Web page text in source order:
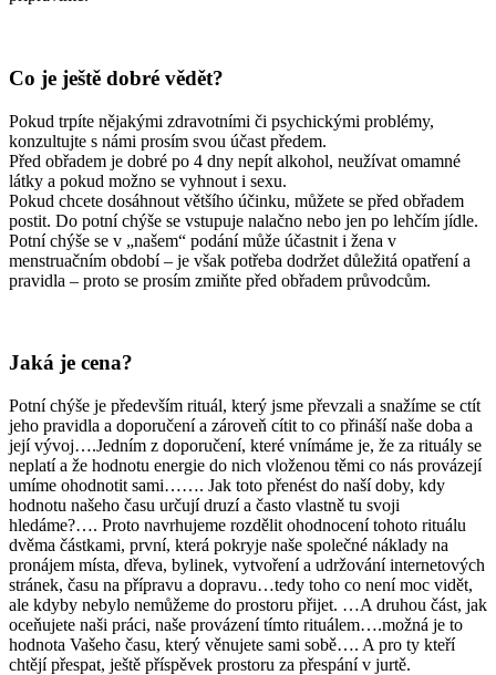
Co je ještě dobré vědět?
Pokud trpíte nějakými zdravotními či psychickými problémy,
konzultujte s námi prosím svou účast předem.
Před obřadem je dobré po 4 dny nepít alkohol, neužívat omamné
látky a pokud možno se vyhnout i sexu.
Pokud chcete dosáhnout většího účinku, můžete se před obřadem
postit. Do potní chýše se vstupuje nalačno nebo jen po lehčím jídle.
Potní chýše se v „našem“ podání může účastnit i žena v
menstruačním období – je však potřeba dodržet důležitá opatření a
pravidla – proto se prosím zmiňte před obřadem průvodcům.
Jaká je cena?
Potní chýše je především rituál, který jsme převzali a snažíme se ctít
jeho pravidla a doporučení a zároveň cítit to co přináší naše doba a
její vývoj….Jedním z doporučení, které vnímáme je, že za rituály se
neplatí a že hodnotu energie do nich vloženou těmi co nás provázejí
umíme ohodnotit sami……. Jak toto přenést do naší doby, kdy
hodnotu našeho času určují druzí a často vlastně tu svoji
hledáme?…. Proto navrhujeme rozdělit ohodnocení tohoto rituálu
dvěma částkami, první, která pokryje naše společné náklady na
pronájem místa, dřeva, bylinek, vytvoření a udržování internetových
stránek, času na přípravu a dopravu…tedy toho co není moc vidět,
ale kdyby nebylo nemůžeme do prostoru přijet. …A druhou část, jak
oceňujete naši práci, naše provázení tímto rituálem….možná je to
hodnota Vašeho času, který věnujete sami sobě…. A pro ty kteří
chtějí přespat, ještě příspěvek prostoru za přespání v jurtě.